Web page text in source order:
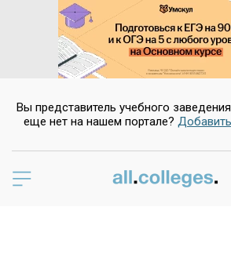
Вы представитель учебного
еще нет на нашем портале?